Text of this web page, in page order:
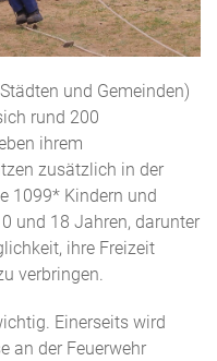
und Gemeinden)
rund 200
ihrem
zusätzlich in der
1099* Kindern und
und 18 Jahren, darunter
ihre Freizeit
verbringen.
Einerseits wird
an der Feuerwehr